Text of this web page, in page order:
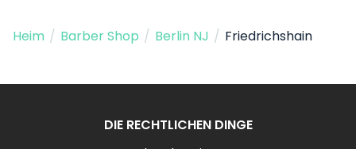
Heim / Barber Shop / Berlin NJ / Friedrichshain
DIE RECHTLICHEN DINGE